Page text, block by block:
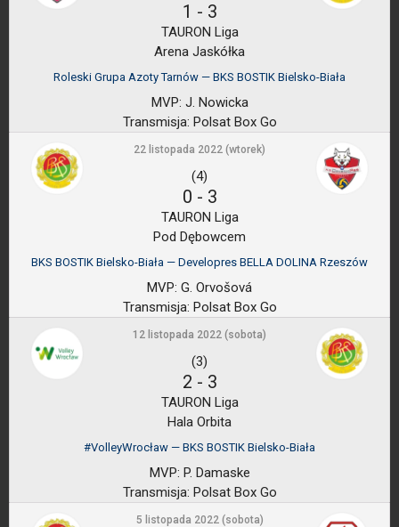
1 - 3
TAURON Liga
Arena Jaskółka
Roleski Grupa Azoty Tarnów — BKS BOSTIK Bielsko-Biała
MVP: J. Nowicka
Transmisja: Polsat Box Go
22 listopada 2022 (wtorek)
(4)
0 - 3
TAURON Liga
Pod Dębowcem
BKS BOSTIK Bielsko-Biała — Developres BELLA DOLINA Rzeszów
MVP: G. Orvošová
Transmisja: Polsat Box Go
12 listopada 2022 (sobota)
(3)
2 - 3
TAURON Liga
Hala Orbita
#VolleyWrocław — BKS BOSTIK Bielsko-Biała
MVP: P. Damaske
Transmisja: Polsat Box Go
5 listopada 2022 (sobota)